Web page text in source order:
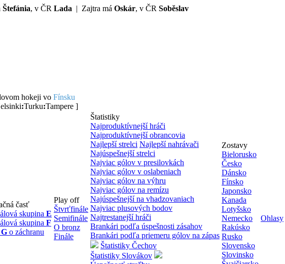
Štefánia, v ČR Lada | Zajtra má Oskár, v ČR Soběslav
hokeji vo Fínsku
:Turku:Tampere ]
časť
skupina E
skupina F
G o záchranu
Play off
Štvrťfinále
Semifinále
O bronz
Finále
Štatistiky
Najproduktívnejší hráči
Najproduktívnejší obrancovia
Najlepší strelci Najlepší nahrávači
Najúspešnejší strelci
Najviac gólov v presilovkách
Najviac gólov v oslabeniach
Najviac gólov na výhru
Najviac gólov na remízu
Najúspešnejší na vhadzovaniach
Najviac plusových bodov
Najtrestanejší hráči
Brankári podľa úspešnosti zásahov
Brankári podľa priemeru gólov na zápas
Štatistiky Čechov
Štatistiky Slovákov
Zostavy
Bielorusko
Česko
Dánsko
Fínsko
Japonsko
Kanada
Lotyšsko
Nemecko
Rakúsko
Rusko
Slovensko
Slovinsko
Ohlasy